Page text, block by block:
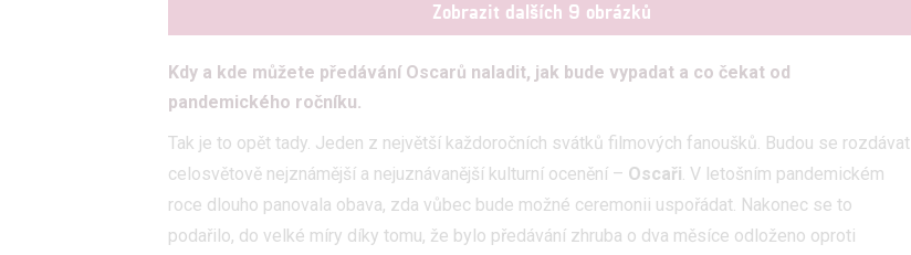
Zobrazit dalších 9 obrázků
Kdy a kde můžete předávání Oscarů naladit, jak bude vypadat a co čekat od
pandemického ročníku.
Tak je to opět tady. Jeden z největší každoročních svátků filmových fanoušků. Budou se rozdávat
celosvětově nejznámější a nejuznávanější kulturní ocenění – Oscaři. V letošním pandemickém
roce dlouho panovala obava, zda vůbec bude možné ceremonii uspořádat. Nakonec se to
podařilo, do velké míry díky tomu, že bylo předávání zhruba o dva měsíce odloženo oproti